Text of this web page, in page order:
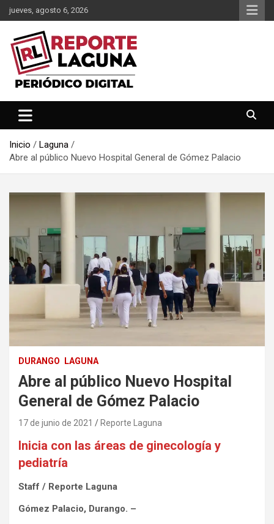
Saltar
al
contenido
jueves, agosto 6, 2026
Reporte Laguna
Inicio
Laguna
Abre al público Nuevo Hospital General de Gómez Palacio
DURANGO LAGUNA
Abre al público Nuevo Hospital
General de Gómez Palacio
17 de junio de 2021 Reporte Laguna
Inicia con las áreas de ginecología y
pediatría
Staff / Reporte Laguna
Gómez Palacio, Durango. –